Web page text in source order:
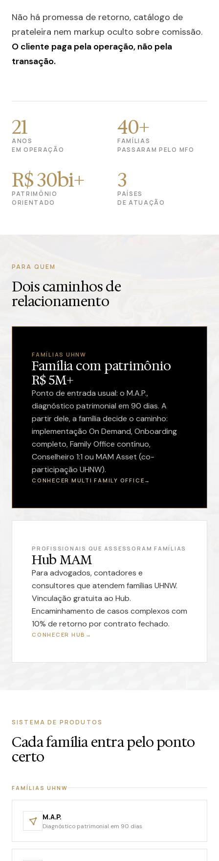
Não há promessa de retorno, catálogo de
prateleira nem markup oculto sobre comissão.
O cliente paga pela operação, não pela
transação.
21
ANOS
EM OPERAÇÃO
40+
FAMÍLIAS
PASSARAM PELO MFO
R$ 30bi+
PATRIMÔNIO
ORIENTADO
3
PAÍSES
DE ATUAÇÃO
PARA QUEM
Dois caminhos de
relacionamento
FAMÍLIAS UHNW
Família com patrimônio
R$ 5M+
Ponto de entrada usual: o M.A.P.,
diagnóstico patrimonial em 90 dias. A
partir dele, a família decide o caminho:
implementação On Demand, Onboarding
completo, Family Office contínuo,
Conselheiro 1:1 ou MAM Asset (co-
participação UHNW).
CONHECER MULTI FAMILY OFFICE
PROFISSIONAIS QUE ASSESSORAM FAMÍLIAS
Hub MAM
Para advogados, contadores e
consultores que atendem famílias UHNW.
Vinculação gratuita ao Hub.
Encaminhamento de casos complexos com
10% de retorno por contrato fechado.
CONHECER HUB
SISTEMA DE PRODUTOS
Cada família entra pelo ponto
certo
FAMÍLIAS UHNW
M.A.P.
Diagnóstico patrimonial em 90 dias